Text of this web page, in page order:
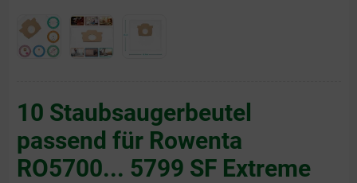
10 Staubsaugerbeutel
passend für Rowenta
RO5700... 5799 SF Extreme